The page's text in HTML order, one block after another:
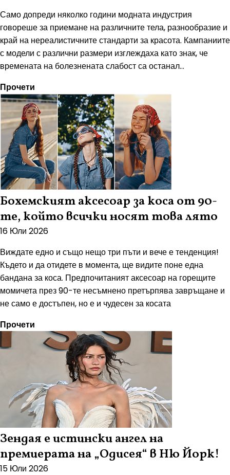
Само допреди няколко години модната индустрия
говореше за приемане на различните тела, разнообразие и
край на нереалистичните стандарти за красота. Кампаниите
с модели с различни размери изглеждаха като знак, че
времената на болезнената слабост са останал...
Прочети
Бохемският аксесоар за коса от 90-
те, който всички носят това лято
16 Юли 2026
Виждате едно и също нещо три пъти и вече е тенденция!
Където и да отидете в момента, ще видите поне една
бандана за коса. Предпочитаният аксесоар на горещите
момичета през 90-те несъмнено претърпява завръщане и
не само е достъпен, но е и чудесен за косата
Прочети
Зендая е истински ангел на
премиерата на „Одисея“ в Ню Йорк!
15 Юли 2026